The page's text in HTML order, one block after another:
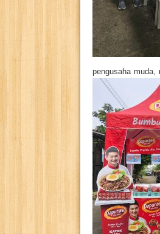
pengusaha